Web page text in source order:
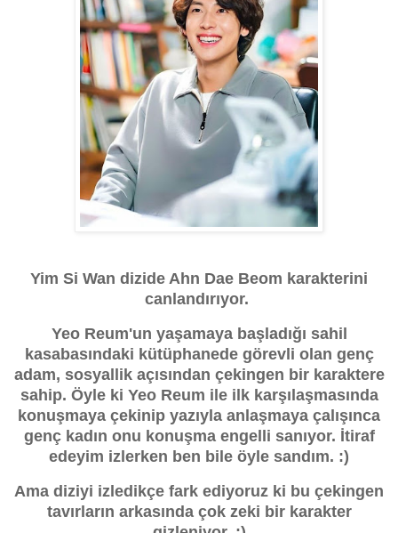
Yim Si Wan dizide Ahn Dae Beom karakterini
canlandırıyor.
Yeo Reum'un yaşamaya başladığı sahil
kasabasındaki kütüphanede görevli olan genç
adam, sosyallik açısından çekingen bir karaktere
sahip. Öyle ki Yeo Reum ile ilk karşılaşmasında
konuşmaya çekinip yazıyla anlaşmaya çalışınca
genç kadın onu konuşma engelli sanıyor. İtiraf
edeyim izlerken ben bile öyle sandım. :)
Ama diziyi izledikçe fark ediyoruz ki bu çekingen
tavırların arkasında çok zeki bir karakter